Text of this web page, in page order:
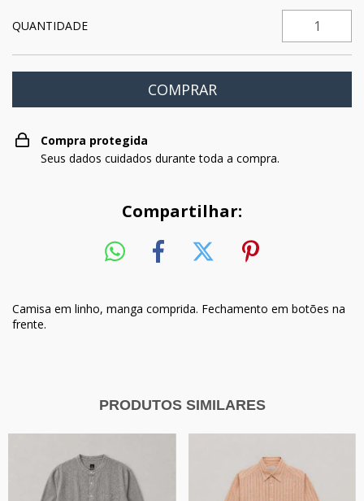
QUANTIDADE
Compra protegida
Seus dados cuidados durante toda a compra.
Compartilhar:
Camisa em linho, manga comprida. Fechamento em botões na
frente.
PRODUTOS SIMILARES